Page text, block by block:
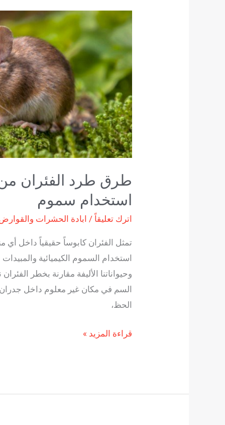
طرق طرد الفئران من
استخدام سموم
اترك تعليقاً / ابادة الحشرات
تمثل الفئران كابوساً حقيقياً داخل أي
استخدام السموم الكيميائية
وحيواناتنا الأليفة مقارنة بخطر
السم في مكان غير معلوم داخل
الحظ،
طرق
طرد
الفئران
من
المنزل
طبيعياً
وبأمان
دون
استخدام
سموم
قراءة المزيد »